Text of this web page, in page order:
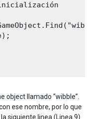
object llamado “wibble”.
ese nombre, por lo que
la siguiente linea (Linea 9)